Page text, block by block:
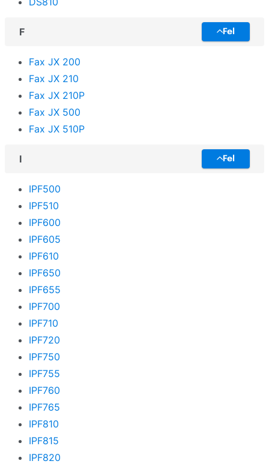
F Fel
Fax JX 200
Fax JX 210
Fax JX 210P
Fax JX 500
Fax JX 510P
I Fel
IPF500
IPF510
IPF600
IPF605
IPF610
IPF650
IPF655
IPF700
IPF710
IPF720
IPF750
IPF755
IPF760
IPF765
IPF810
IPF815
IPF820